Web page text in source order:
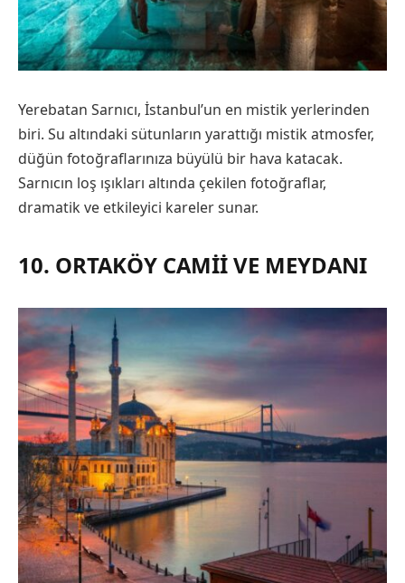
Yerebatan Sarnıcı, İstanbul’un en mistik yerlerinden
biri. Su altındaki sütunların yarattığı mistik atmosfer,
düğün fotoğraflarınıza büyülü bir hava katacak.
Sarnıcın loş ışıkları altında çekilen fotoğraflar,
dramatik ve etkileyici kareler sunar.
10. ORTAKÖY CAMII VE MEYDANI